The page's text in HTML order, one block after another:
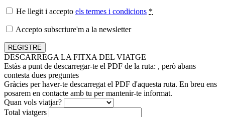
He llegit i accepto els termes i condicions *
Accepto subscriure'm a la newsletter
DESCARREGA LA FITXA DEL VIATGE
Estàs a punt de descarregar-te el PDF de la ruta: , però abans
contesta dues preguntes
Gràcies per haver-te descarregat el PDF d'aquesta ruta. En breu ens
posarem en contacte amb tu per mantenir-te informat.
Quan vols viatjar?
Total viatgers